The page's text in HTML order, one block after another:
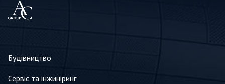
Будівництво
Сервіс та інжиніринг